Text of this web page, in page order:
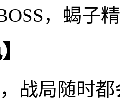
，蝎子
，战局随时